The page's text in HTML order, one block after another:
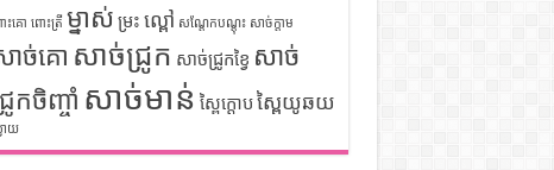
ះគោ ពោះត្រី ម្នាស់ ម្រះ ល្ពៅ សណ្តែកបណ្តុះ សាច់ក្តាម
ាច់គោ សាច់ជ្រូក សាច់ជ្រូកខ្វៃ សាច់
កចិញ្ចាំ សាច់មាន់ ស្ពៃក្តោប ស្ពៃយូឆយ
ាយ